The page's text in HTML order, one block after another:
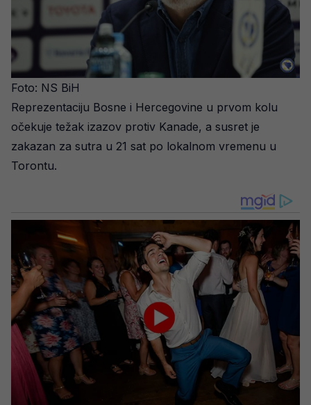
Foto: NS BiH
Reprezentaciju Bosne i Hercegovine u prvom kolu
očekuje težak izazov protiv Kanade, a susret je
zakazan za sutra u 21 sat po lokalnom vremenu u
Torontu.